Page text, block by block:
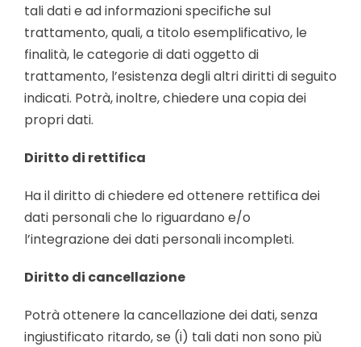
tali dati e ad informazioni specifiche sul
trattamento, quali, a titolo esemplificativo, le
finalità, le categorie di dati oggetto di
trattamento, l’esistenza degli altri diritti di seguito
indicati. Potrà, inoltre, chiedere una copia dei
propri dati.
Diritto di rettifica
Ha il diritto di chiedere ed ottenere rettifica dei
dati personali che lo riguardano e/o
l’integrazione dei dati personali incompleti.
Diritto di cancellazione
Potrà ottenere la cancellazione dei dati, senza
ingiustificato ritardo, se (i) tali dati non sono più